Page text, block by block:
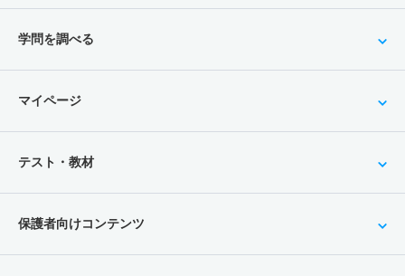
学問を調べる
マイページ
テスト・教材
保護者向けコンテンツ